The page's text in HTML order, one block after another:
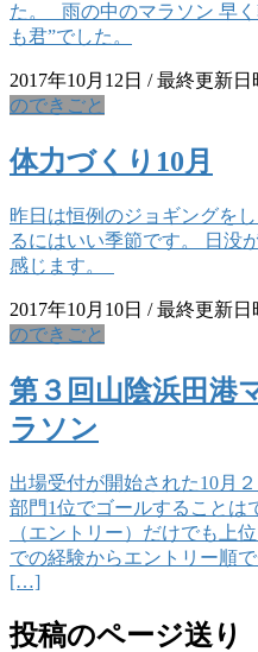
た。 雨の中のマラソン 早
も君”でした。
2017年10月12日 / 最終更新日
のできごと
体力づくり10月
昨日は恒例のジョギングを
るにはいい季節です。 日没
感じます。
2017年10月10日 / 最終更新日
のできごと
第３回山陰浜田港
ラソン
出場受付が開始された10月
部門1位でゴールすることは
（エントリー）だけでも上
での経験からエントリー順
[…]
投稿のページ送り